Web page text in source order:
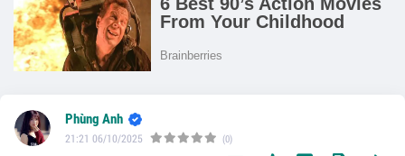
Phùng Anh
21:21 06/10/2025 (0)